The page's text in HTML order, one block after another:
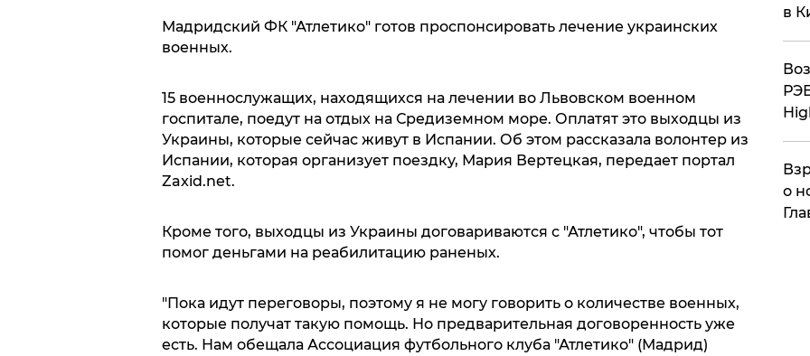
Мадридский ФК "Атлетико" готов проспонсировать лечение украинских
военных.
15 военнослужащих, находящихся на лечении во Львовском военном
госпитале, поедут на отдых на Средиземном море. Оплатят это выходцы из
Украины, которые сейчас живут в Испании. Об этом рассказала волонтер из
Испании, которая организует поездку, Мария Вертецкая, передает портал
Zaxid.net.
Кроме того, выходцы из Украины договариваются с "Атлетико", чтобы тот
помог деньгами на реабилитацию раненых.
"Пока идут переговоры, поэтому я не могу говорить о количестве военных,
которые получат такую помощь. Но предварительная договоренность уже
есть. Нам обещала Ассоциация футбольного клуба "Атлетико" (Мадрид)
в
о